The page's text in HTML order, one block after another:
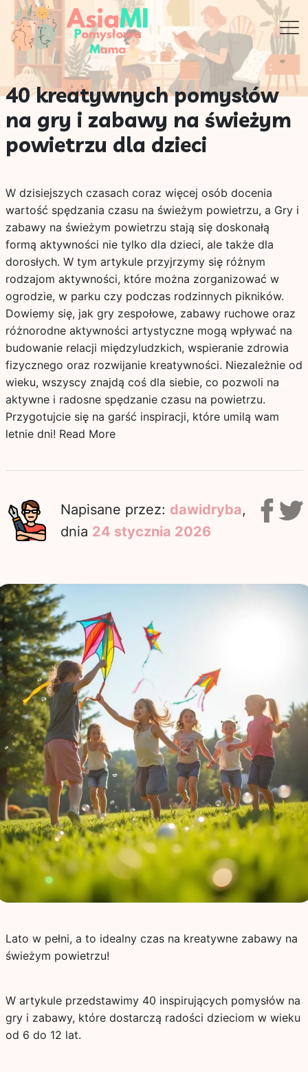
40 kreatywnych pomysłów
na gry i zabawy na świeżym
powietrzu dla dzieci
W dzisiejszych czasach coraz więcej osób docenia
wartość spędzania czasu na świeżym powietrzu, a Gry i
zabawy na świeżym powietrzu stają się doskonałą
formą aktywności nie tylko dla dzieci, ale także dla
dorosłych. W tym artykule przyjrzymy się różnym
rodzajom aktywności, które można zorganizować w
ogrodzie, w parku czy podczas rodzinnych pikników.
Dowiemy się, jak gry zespołowe, zabawy ruchowe oraz
różnorodne aktywności artystyczne mogą wpływać na
budowanie relacji międzyludzkich, wspieranie zdrowia
fizycznego oraz rozwijanie kreatywności. Niezależnie od
wieku, wszyscy znajdą coś dla siebie, co pozwoli na
aktywne i radosne spędzanie czasu na powietrzu.
Przygotujcie się na garść inspiracji, które umilą wam
letnie dni! Read More
Napisane przez: dawidryba,
dnia 24 stycznia 2026
Lato w pełni, a to idealny czas na kreatywne zabawy na
świeżym powietrzu!
W artykule przedstawimy 40 inspirujących pomysłów na
gry i zabawy, które dostarczą radości dzieciom w wieku
od 6 do 12 lat.